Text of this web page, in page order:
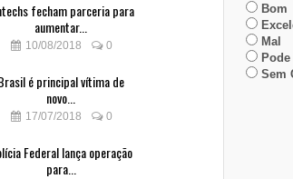
fecham parceria para
aumentar...
10/08/2018 0
é principal vítima de
novo...
17/07/2018 0
Federal lança operação
para...
Bom
Mal
Sem